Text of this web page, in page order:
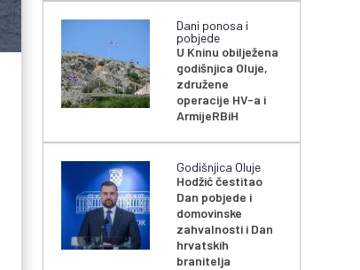
Dani ponosa i
pobjede
U Kninu obilježena
godišnjica Oluje,
združene
operacije HV-a i
ArmijeRBiH
Godišnjica Oluje
Hodžić čestitao
Dan pobjede i
domovinske
zahvalnosti i Dan
hrvatskih
branitelja